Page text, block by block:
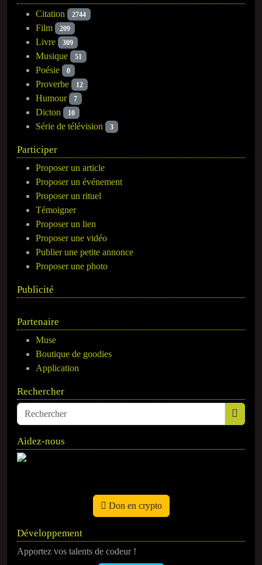
Citation 2744
Film 209
Livre 309
Musique 51
Poésie 0
Proverbe 12
Humour 7
Dicton 10
Série de télévision 3
Participer
Proposer un article
Proposer un événement
Proposer un rituel
Témoigner
Proposer un lien
Proposer une vidéo
Publier une petite annonce
Proposer une photo
Publicité
Partenaire
Muse
Boutique de goodies
Application
Rechercher
Aidez-nous
Don en crypto
Développement
Apportez vos talents de codeur !